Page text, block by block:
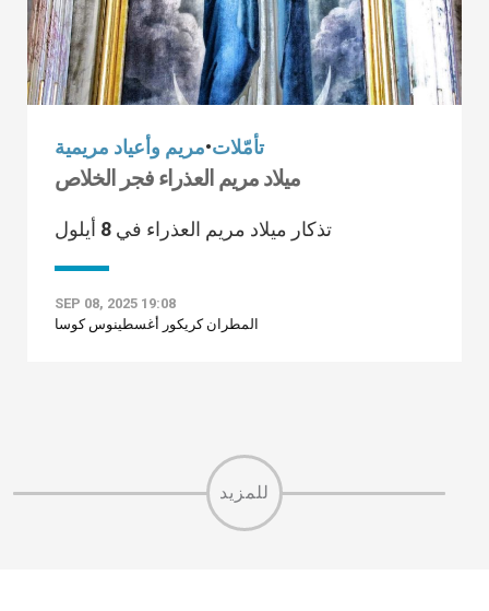
تأمّلات•مريم وأعياد مريمية
ميلاد مريم العذراء فجر الخلاص
تذكار ميلاد مريم العذراء في 8 أيلول
SEP 08, 2025 19:08
المطران كريكور أغسطينوس كوسا
للمزيد